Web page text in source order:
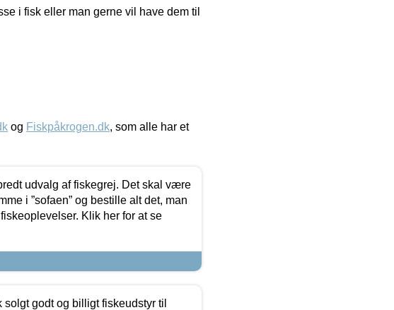
i fisk eller man gerne vil have dem til
og Fiskpåkrogen.dk, som alle har et
udvalg af fiskegrej. Det skal være
i ”sofaen” og bestille alt det, man
Klik her for at se
solgt godt og billigt fiskeudstyr til